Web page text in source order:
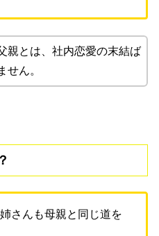
親とは、社内恋愛の末結ば
せん。
さんも母親と同じ道を